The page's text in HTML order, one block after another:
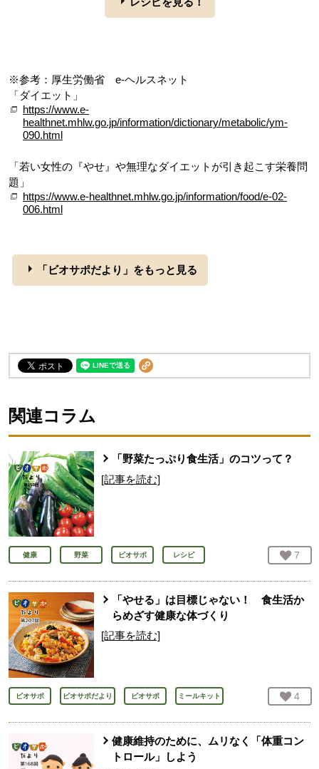
※参考：厚生労働省 e-ヘルスネット
「ダイエット」
https://www.e-
healthnet.mhlw.go.jp/information/dictionary/metabolic/ym-
090.html
「若い女性の『やせ』や無理なダイエットが引き起こす栄養問
題」
https://www.e-healthnet.mhlw.go.jp/information/food/e-02-
006.html
「ビオサポだより」をもっと見る
関連コラム
「野菜たっぷり食生活」のコツって？
[記事を読む]
健康 野菜 ビオサポ レシピ お気
7
「やせる」は目標じゃない！ 食生活か
らめざす健康な体づくり
[記事を読む]
ビオサポ ビオサポだより ビオサポ ミールキット お気
4
健康維持のために、ムリなく「体重コン
トロール」しよう